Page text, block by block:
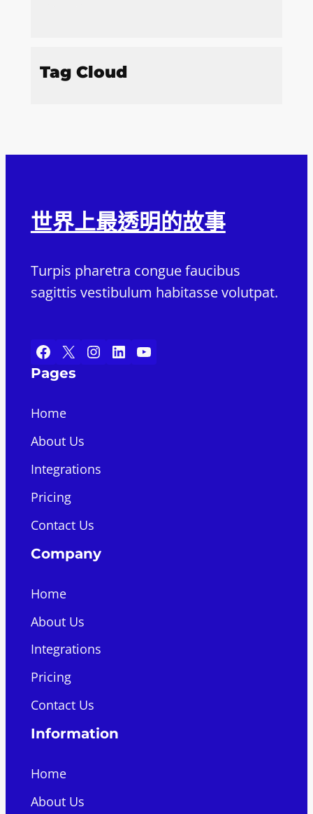
Tag Cloud
世界上最透明的故事
Turpis pharetra congue faucibus
sagittis vestibulum habitasse volutpat.
Facebook X Instagram LinkedIn YouTube
Pages
Home
About Us
Integrations
Pricing
Contact Us
Company
Home
About Us
Integrations
Pricing
Contact Us
Information
Home
About Us